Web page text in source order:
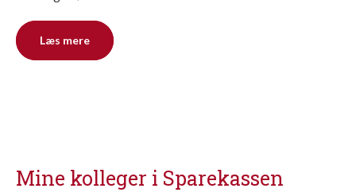
Læs mere
Mine kolleger i Sparekassen